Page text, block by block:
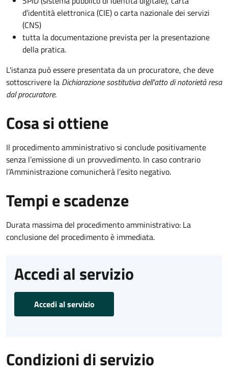
d’identità elettronica (CIE) o carta nazionale dei servizi
(CNS)
tutta la documentazione prevista per la presentazione
della pratica.
L'istanza può essere presentata da un procuratore, che deve
sottoscrivere la Dichiarazione sostitutiva dell'atto di notorietà resa
dal procuratore.
Cosa si ottiene
Il procedimento amministrativo si conclude positivamente
senza l’emissione di un provvedimento. In caso contrario
l’Amministrazione comunicherà l’esito negativo.
Tempi e scadenze
Durata massima del procedimento amministrativo: La
conclusione del procedimento è immediata.
Accedi al servizio
Accedi al servizio
Condizioni di servizio